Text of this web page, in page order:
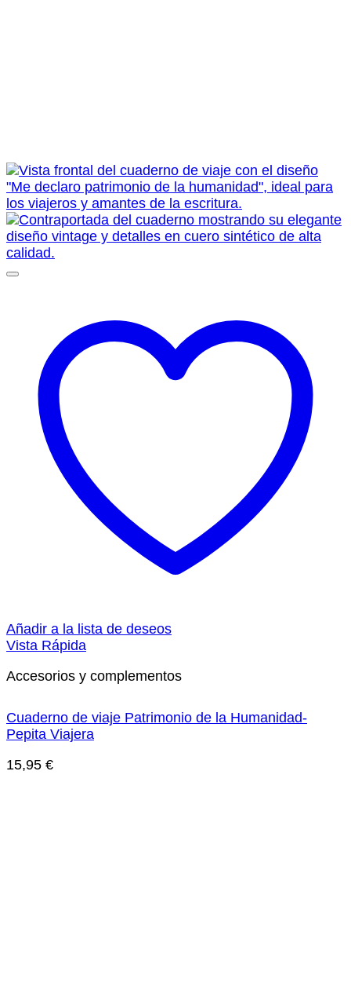
Añadir a la lista de deseos
Vista Rápida
Accesorios y complementos
Cuaderno de viaje Patrimonio de la Humanidad-
Pepita Viajera
15,95 €